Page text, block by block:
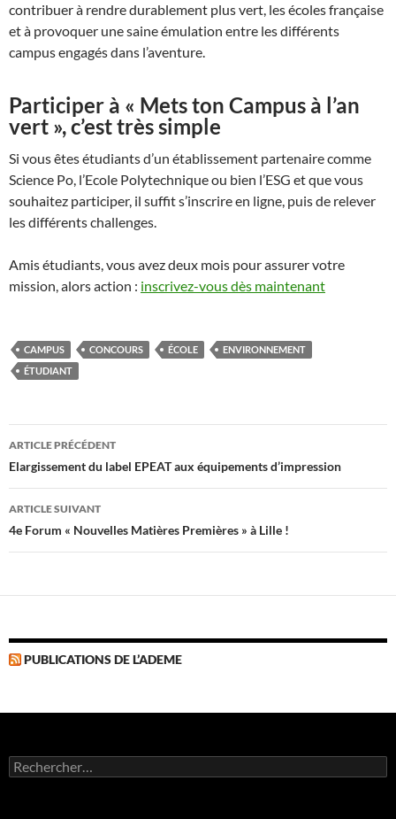
contribuer à rendre durablement plus vert, les écoles française
et à provoquer une saine émulation entre les différents
campus engagés dans l’aventure.
Participer à « Mets ton Campus à l’an
vert », c’est très simple
Si vous êtes étudiants d’un établissement partenaire comme
Science Po, l’Ecole Polytechnique ou bien l’ESG et que vous
souhaitez participer, il suffit s’inscrire en ligne, puis de relever
les différents challenges.
Amis étudiants, vous avez deux mois pour assurer votre
mission, alors action : inscrivez-vous dès maintenant
CAMPUS CONCOURS ÉCOLE
ENVIRONNEMENT
ÉTUDIANT
Navigation
des
articles
ARTICLE PRÉCÉDENT
Elargissement du label EPEAT aux équipements d’impression
ARTICLE SUIVANT
4e Forum « Nouvelles Matières Premières » à Lille !
PUBLICATIONS DE L’ADEME
Rechercher :